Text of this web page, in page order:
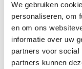
We gebruiken
personaliseren, om
en om ons
informatie over uw
partners voor social
partners kunnen
Bladoppervlak:
Gewicht: